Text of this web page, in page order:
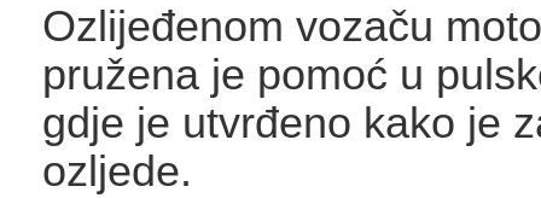
Ozlijeđenom vozaču
pružena je pomoć u
gdje je utvrđeno kako je
ozljede.